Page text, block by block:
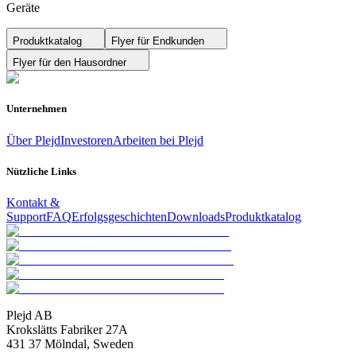
Geräte
Produktkatalog
Flyer für Endkunden
Flyer für den Hausordner
Unternehmen
Über PlejdInvestorenArbeiten bei Plejd
Nützliche Links
Kontakt &
SupportFAQErfolgsgeschichtenDownloadsProduktkatalog
Plejd AB
Krokslätts Fabriker 27A
431 37 Mölndal, Sweden